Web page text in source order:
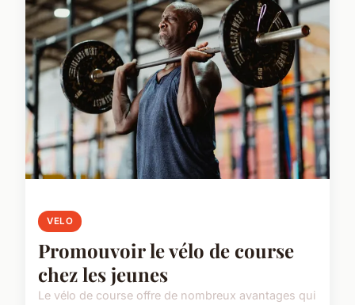
VELO
Promouvoir le vélo de course
chez les jeunes
Le vélo de course offre de nombreux avantages qui